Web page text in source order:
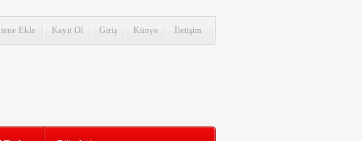
Ekle Kayıt Ol Giriş Künye İletişim